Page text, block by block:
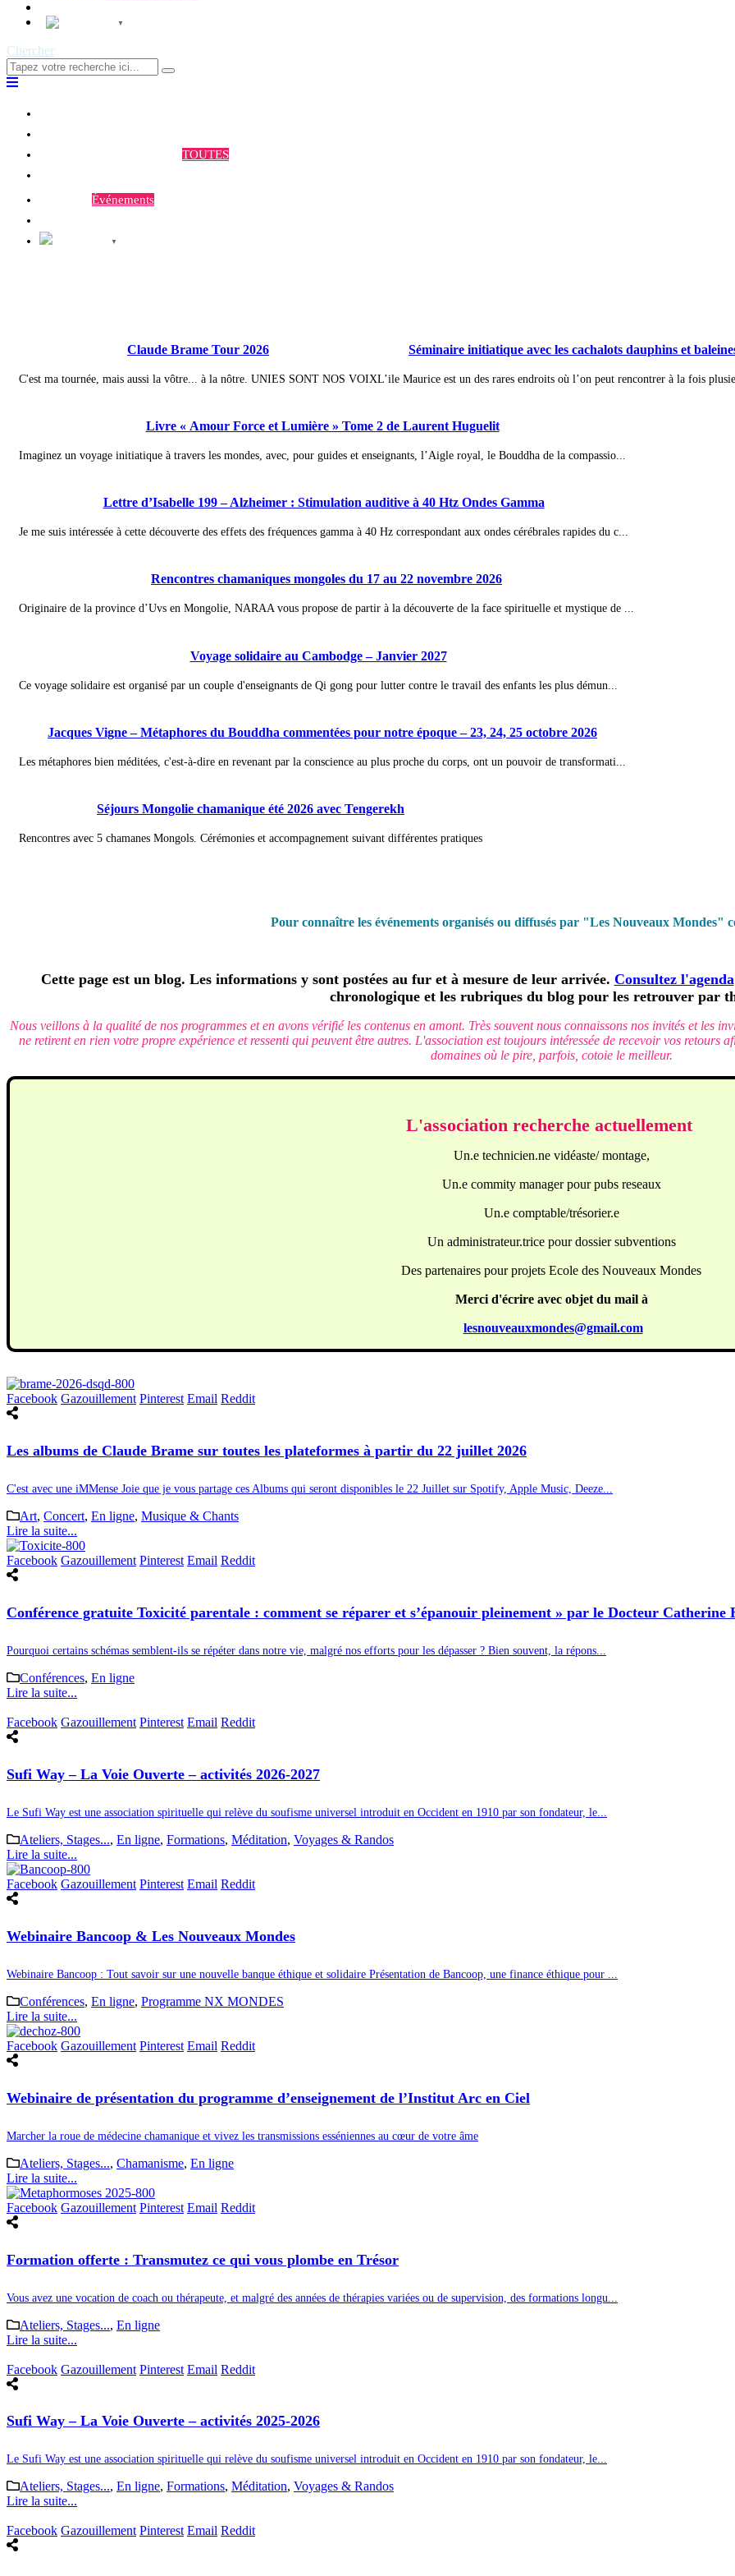
▼
Chercher
TOUTES
Événements
▼
Claude Brame Tour 2026
C'est ma tournée, mais aussi la vôtre... à la nôtre. UNIES SONT NOS VOIX
Séminaire initiatique avec les cachalots dauphins et
L’ile Maurice est un des rares endroits où l’on peut rencontrer à la fois
Livre « Amour Force et Lumière » Tome 2 de Laurent Huguelit
Imaginez un voyage initiatique à travers les mondes, avec, pour guides et enseignants, l’Aigle royal, le Bouddha de la compassio...
Lettre d’Isabelle 199 – Alzheimer : Stimulation auditive à 40 Htz Ondes Gamma
Je me suis intéressée à cette découverte des effets des fréquences gamma à 40 Hz correspondant aux ondes cérébrales rapides du c...
Rencontres chamaniques mongoles du 17 au 22 novembre 2026
Originaire de la province d’Uvs en Mongolie, NARAA vous propose de partir à la découverte de la face spirituelle et mystique de ...
Voyage solidaire au Cambodge – Janvier 2027
Ce voyage solidaire est organisé par un couple d'enseignants de Qi gong pour lutter contre le travail des enfants les plus démun...
Jacques Vigne – Métaphores du Bouddha commentées pour notre époque – 23, 24, 25 octobre 2026
Les métaphores bien méditées, c'est-à-dire en revenant par la conscience au plus proche du corps, ont un pouvoir de transformati...
Séjours Mongolie chamanique été 2026 avec Tengerekh
Rencontres avec 5 chamanes Mongols. Cérémonies et accompagnement suivant différentes pratiques
Pour connaître les événements organisés ou diffusés par "Les Nouveaux Mondes"
Cette page est un blog. Les informations y sont postées au fur et à mesure de leur arrivée. Consultez l'agenda
chronologique et les rubriques du blog pour les retrouver par
Nous veillons à la qualité de nos programmes et en avons vérifié les contenus en amont. Très souvent nous connaissons nos invités et les
ne retirent en rien votre propre expérience et ressenti qui peuvent être autres. L'association est toujours intéressée de recevoir vos retours
domaines où le pire, parfois, cotoie le meilleur.
L'association recherche actuellement
Un.e technicien.ne vidéaste/ montage,
Un.e commity manager pour pubs reseaux
Un.e comptable/trésorier.e
Un administrateur.trice pour dossier subventions
Des partenaires pour projets Ecole des Nouveaux Mondes
Merci d'écrire avec objet du mail à
lesnouveauxmondes@gmail.com
Facebook Gazouillement Pinterest Email Reddit
Les albums de Claude Brame sur toutes les plateformes à partir du 22 juillet 2026
C'est avec une iMMense Joie que je vous partage ces Albums qui seront disponibles le 22 Juillet sur Spotify, Apple Music, Deeze...
Art, Concert, En ligne, Musique & Chants
Lire la suite...
Facebook Gazouillement Pinterest Email Reddit
Conférence gratuite Toxicité parentale : comment se réparer et s’épanouir pleinement » par le Docteur Catherine
Pourquoi certains schémas semblent-ils se répéter dans notre vie, malgré nos efforts pour les dépasser ? Bien souvent, la répons...
Conférences, En ligne
Lire la suite...
Facebook Gazouillement Pinterest Email Reddit
Sufi Way – La Voie Ouverte – activités 2026-2027
Le Sufi Way est une association spirituelle qui relève du soufisme universel introduit en Occident en 1910 par son fondateur, le...
Ateliers, Stages..., En ligne, Formations, Méditation, Voyages & Randos
Lire la suite...
Facebook Gazouillement Pinterest Email Reddit
Webinaire Bancoop & Les Nouveaux Mondes
Webinaire Bancoop : Tout savoir sur une nouvelle banque éthique et solidaire Présentation de Bancoop, une finance éthique pour ...
Conférences, En ligne, Programme NX MONDES
Lire la suite...
Facebook Gazouillement Pinterest Email Reddit
Webinaire de présentation du programme d’enseignement de l’Institut Arc en Ciel
Marcher la roue de médecine chamanique et vivez les transmissions esséniennes au cœur de votre âme
Ateliers, Stages..., Chamanisme, En ligne
Lire la suite...
Facebook Gazouillement Pinterest Email Reddit
Formation offerte : Transmutez ce qui vous plombe en Trésor
Vous avez une vocation de coach ou thérapeute, et malgré des années de thérapies variées ou de supervision, des formations longu...
Ateliers, Stages..., En ligne
Lire la suite...
Facebook Gazouillement Pinterest Email Reddit
Sufi Way – La Voie Ouverte – activités 2025-2026
Le Sufi Way est une association spirituelle qui relève du soufisme universel introduit en Occident en 1910 par son fondateur, le...
Ateliers, Stages..., En ligne, Formations, Méditation, Voyages & Randos
Lire la suite...
Facebook Gazouillement Pinterest Email Reddit